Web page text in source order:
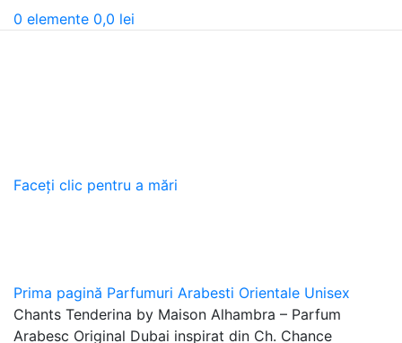
0 elemente 0,0 lei
Faceți clic pentru a mări
Prima pagină Parfumuri Arabesti Orientale Unisex
Chants Tenderina by Maison Alhambra – Parfum
Arabesc Original Dubai inspirat din Ch. Chance